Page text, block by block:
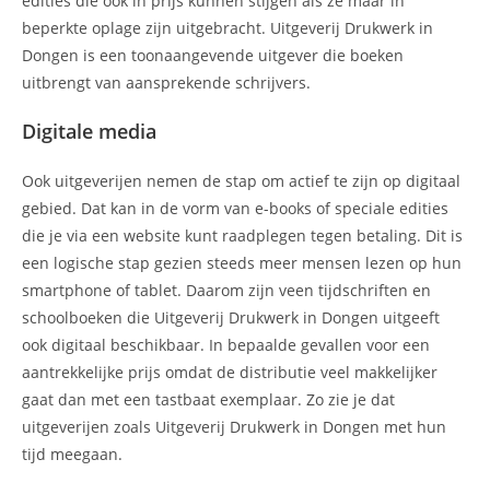
beperkte oplage zijn uitgebracht. Uitgeverij Drukwerk in
Dongen is een toonaangevende uitgever die boeken
uitbrengt van aansprekende schrijvers.
Digitale media
Ook uitgeverijen nemen de stap om actief te zijn op digitaal
gebied. Dat kan in de vorm van e-books of speciale edities
die je via een website kunt raadplegen tegen betaling. Dit is
een logische stap gezien steeds meer mensen lezen op hun
smartphone of tablet. Daarom zijn veen tijdschriften en
schoolboeken die Uitgeverij Drukwerk in Dongen uitgeeft
ook digitaal beschikbaar. In bepaalde gevallen voor een
aantrekkelijke prijs omdat de distributie veel makkelijker
gaat dan met een tastbaat exemplaar. Zo zie je dat
uitgeverijen zoals Uitgeverij Drukwerk in Dongen met hun
tijd meegaan.